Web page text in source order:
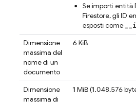
Se importi entità
Firestore, gli ID
esposti come
Dimensione
massima del
nome di un
documento
6 KiB
Dimensione
massima di
1 MiB (1.048.576